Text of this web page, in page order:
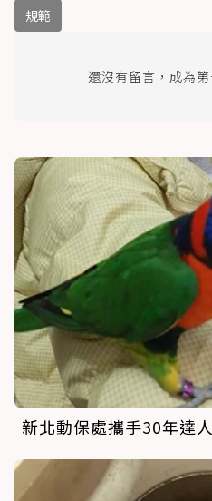
規範
還沒有留言，成為
新北動保處攜手30年達